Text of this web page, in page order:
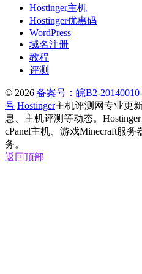
Hostinger主机
Hostinger优惠码
WordPress
域名注册
教程
评测
© 2026 备案号：皖B2-
号 Hostinger主机评测网专业更
息、主机评测等动态。Hostinger
cPanel主机、游戏Minecraft服
务。
返回顶部